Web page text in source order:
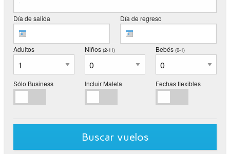
Día de salida Día de regreso
Adultos Niños (2-11) Bebés(0-1)
Sólo Business Incluir Maleta Fechas flexibles
Buscar vuelos